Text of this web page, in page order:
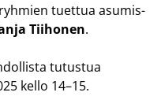
tuet­tua asu­mis­
Tii­ho­nen.
tu­tus­tua
kello 14–15.